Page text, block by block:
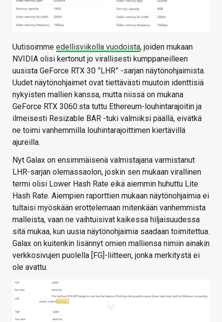
Uutisoimme edellisviikolla vuodoista, joiden mukaan
NVIDIA olisi kertonut jo virallisesti kumppaneilleen
uusista GeForce RTX 30 ”LHR” -sarjan näytönohjaimista.
Uudet näytönohjaimet ovat tiettävästi muutoin identtisiä
nykyisten mallien kanssa, mutta niissä on mukana
GeForce RTX 3060:sta tuttu Ethereum-louhintarajoitin ja
ilmeisesti Resizable BAR -tuki valmiiksi päällä, eivätkä
ne toimi vanhemmilla louhintarajoittimen kiertävillä
ajureilla.
Nyt Galax on ensimmäisenä valmistajana varmistanut
LHR-sarjan olemassaolon, joskin sen mukaan virallinen
termi olisi Lower Hash Rate eikä aiemmin huhuttu Lite
Hash Rate. Aiempien raporttien mukaan näytönohjaimia ei
tultaisi myöskään erottelemaan mitenkään vanhemmista
malleista, vaan ne vaihtuisivat kaikessa hiljaisuudessa
sitä mukaa, kun uusia näytönohjaimia saadaan toimitettua.
Galax on kuitenkin lisännyt omien malliensa nimiin ainakin
verkkosivujen puolella [FG]-liitteen, jonka merkitystä ei
ole avattu.